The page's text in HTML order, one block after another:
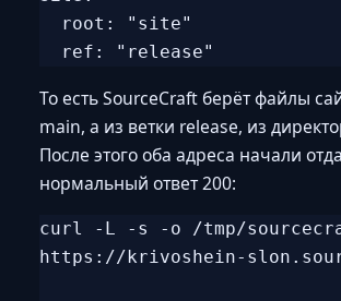
  root: "site"
То есть SourceCraft берёт файлы
main, а из ветки release, из
После этого оба адреса начали
нормальный ответ 200:
curl -L -s -o /tmp/
https://krivoshein-